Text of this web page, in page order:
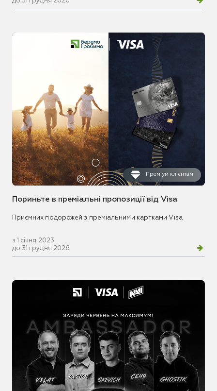
Преміум клієнтам
Пориньте в преміальні пропозиції від Visa
Приємних подорожей з преміальними картками Visa
з 1 січня 2023
до 31 грудня 2026